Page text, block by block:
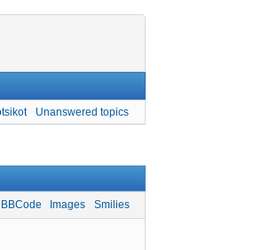
Unanswered topics
BBCode Images Smilies